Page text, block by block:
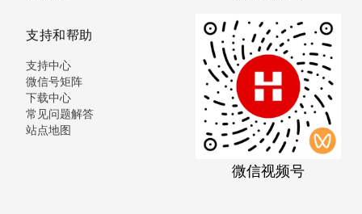
支持和帮助
支持中心
微信号矩阵
下载中心
常见问题解答
站点地图
微信视频号